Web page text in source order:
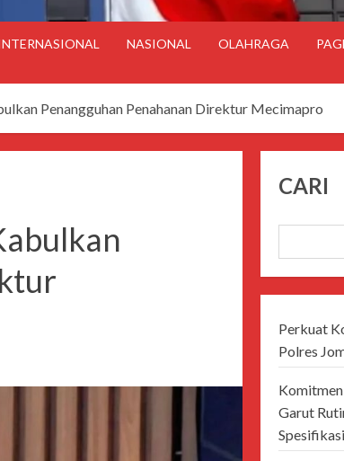
NASIONAL OLAHRAGA
Penangguhan Penahanan Direktur Mecimapro
CARI
Perkuat
Polres
Garut